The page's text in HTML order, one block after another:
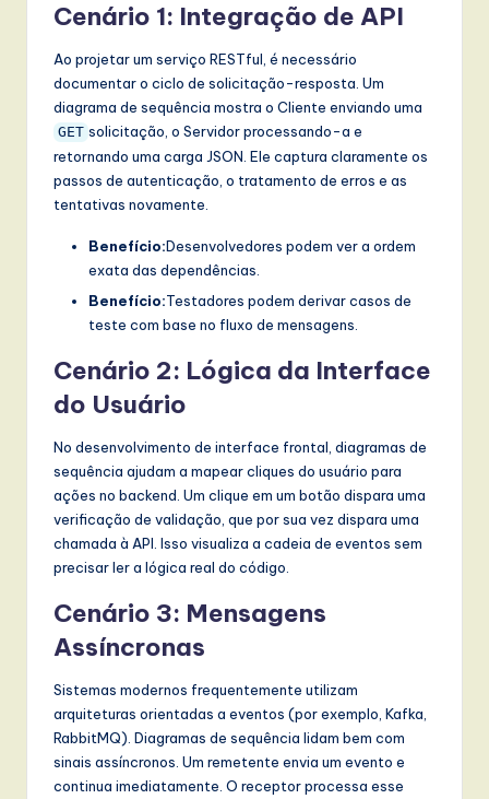
Cenário 1: Integração de API
Ao projetar um serviço RESTful, é necessário
documentar o ciclo de solicitação-resposta. Um
diagrama de sequência mostra o Cliente enviando uma
GET solicitação, o Servidor processando-a e
retornando uma carga JSON. Ele captura claramente os
passos de autenticação, o tratamento de erros e as
tentativas novamente.
Benefício:Desenvolvedores podem ver a ordem
exata das dependências.
Benefício:Testadores podem derivar casos de
teste com base no fluxo de mensagens.
Cenário 2: Lógica da Interface
do Usuário
No desenvolvimento de interface frontal, diagramas de
sequência ajudam a mapear cliques do usuário para
ações no backend. Um clique em um botão dispara uma
verificação de validação, que por sua vez dispara uma
chamada à API. Isso visualiza a cadeia de eventos sem
precisar ler a lógica real do código.
Cenário 3: Mensagens
Assíncronas
Sistemas modernos frequentemente utilizam
arquiteturas orientadas a eventos (por exemplo, Kafka,
RabbitMQ). Diagramas de sequência lidam bem com
sinais assíncronos. Um remetente envia um evento e
continua imediatamente. O receptor processa esse